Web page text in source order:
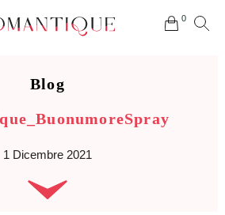
0
Blog
1 Dicembre 2021